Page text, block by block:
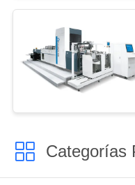
Categorías